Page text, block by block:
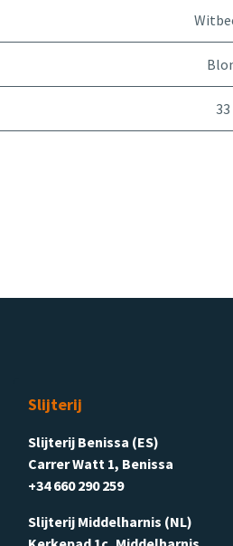
Slijterij
Slijterij Benissa (ES)
Carrer Watt 1, Benissa
+34 660 290 259
Slijterij Middelharnis (NL)